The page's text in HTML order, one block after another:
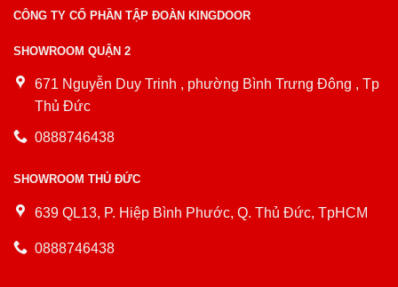
CÔNG TY CỔ PHẦN TẬP ĐOÀN KINGDOOR
SHOWROOM QUẬN 2
671 Nguyễn Duy Trinh , phường Bình Trưng Đông , Tp
Thủ Đức
0888746438
SHOWROOM THỦ ĐỨC
639 QL13, P. Hiệp Bình Phước, Q. Thủ Đức, TpHCM
0888746438